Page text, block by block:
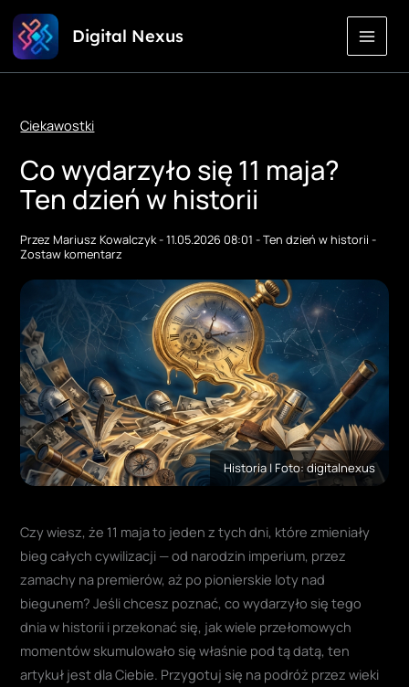
Przejdź
do
treści
Digital Nexus
Ciekawostki
Co wydarzyło się 11 maja?
Ten dzień w historii
PrzezMariusz Kowalczyk-11.05.2026 08:01-Ten dzień w historii -
Zostaw komentarz
Historia | Foto: digitalnexus
Czy wiesz, że 11 maja to jeden z tych dni, które zmieniały
bieg całych cywilizacji — od narodzin imperium, przez
zamachy na premierów, aż po pionierskie loty nad
biegunem? Jeśli chcesz poznać, co wydarzyło się tego
dnia w historii i przekonać się, jak wiele przełomowych
momentów skumulowało się właśnie pod tą datą, ten
artykuł jest dla Ciebie. Przygotuj się na podróż przez wieki